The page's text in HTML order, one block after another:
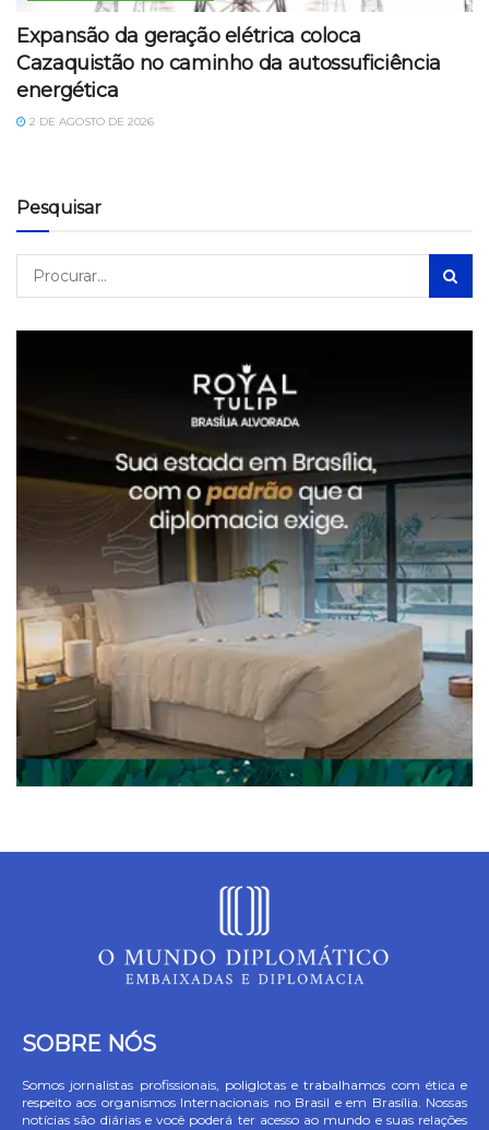
Expansão da geração elétrica coloca
Cazaquistão no caminho da autossuficiência
energética
2 DE AGOSTO DE 2026
Pesquisar
SOBRE NÓS
Somos jornalistas profissionais, poliglotas e trabalhamos com ética e
respeito aos organismos Internacionais no Brasil e em Brasília. Nossas
notícias são diárias e você poderá ter acesso ao mundo e suas relações